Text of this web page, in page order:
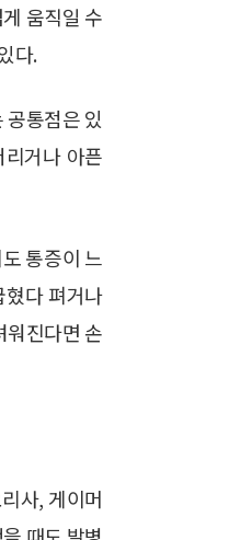
움직일 수
다.
통점은 있
거나 아픈
통증이 느
다 펴거나
워진다면 손
사, 게이머